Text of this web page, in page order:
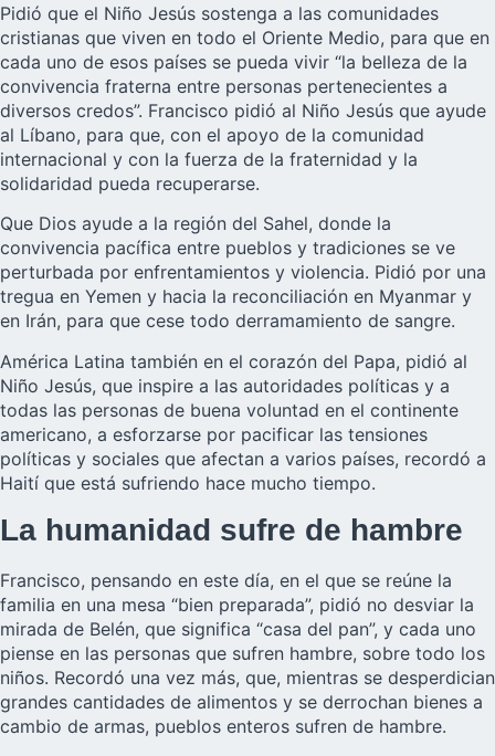
Pidió que el Niño Jesús sostenga a las comunidades
cristianas que viven en todo el Oriente Medio, para que en
cada uno de esos países se pueda vivir “la belleza de la
convivencia fraterna entre personas pertenecientes a
diversos credos”. Francisco pidió al Niño Jesús que ayude
al Líbano, para que, con el apoyo de la comunidad
internacional y con la fuerza de la fraternidad y la
solidaridad pueda recuperarse.
Que Dios ayude a la región del Sahel, donde la
convivencia pacífica entre pueblos y tradiciones se ve
perturbada por enfrentamientos y violencia. Pidió por una
tregua en Yemen y hacia la reconciliación en Myanmar y
en Irán, para que cese todo derramamiento de sangre.
América Latina también en el corazón del Papa, pidió al
Niño Jesús, que inspire a las autoridades políticas y a
todas las personas de buena voluntad en el continente
americano, a esforzarse por pacificar las tensiones
políticas y sociales que afectan a varios países, recordó a
Haití que está sufriendo hace mucho tiempo.
La humanidad sufre de hambre
Francisco, pensando en este día, en el que se reúne la
familia en una mesa “bien preparada”, pidió no desviar la
mirada de Belén, que significa “casa del pan”, y cada uno
piense en las personas que sufren hambre, sobre todo los
niños. Recordó una vez más, que, mientras se desperdician
grandes cantidades de alimentos y se derrochan bienes a
cambio de armas, pueblos enteros sufren de hambre.